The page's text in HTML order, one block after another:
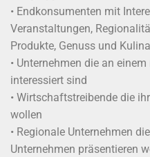
• Endkonsumenten mit
Veranstaltungen,
Produkte, Genuss und
• Unternehmen die an
interessiert sind
• Wirtschaftstreibende die
wollen
• Regionale Unternehmen
Unternehmen präsentieren